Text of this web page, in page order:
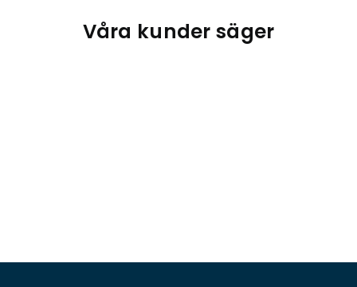
Våra kunder säger